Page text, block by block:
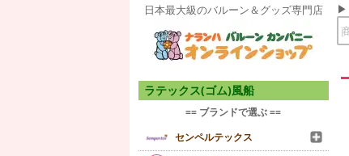
日本最大級のバルーン＆グッズ専門店
ラテックス(ゴム)風船
== ブランドで選ぶ ==
センペルテックス